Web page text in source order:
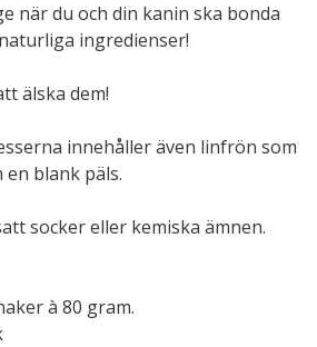
när du och din kanin ska bonda
ingredienser!
älska dem!
innehåller även linfrön som
blank päls.
socker eller kemiska ämnen.
à 80 gram.